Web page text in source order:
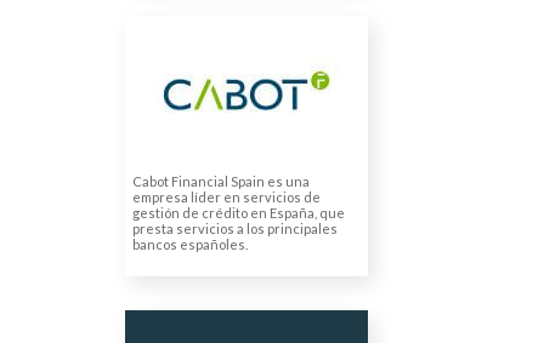
Cabot Financial Spain es una
empresa líder en servicios de
gestión de crédito en España, que
presta servicios a los principales
bancos españoles.
Traducción de promociones
de marketing